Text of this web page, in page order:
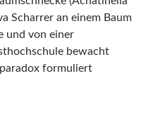
Scharrer an einem Baum
und von einer
bewacht
formuliert